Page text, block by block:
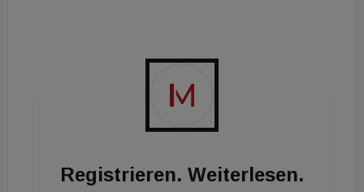
Kontaktaufnahme bis zur digitalen
Vertragsunterschrift ab. Über einen integrierten
Besichtigungsmanager können Interessenten rund
um die Uhr Termine online buchen. Durch den
physische Schlüsselübergabe vor Ort bei
Registrieren. Weiterlesen.